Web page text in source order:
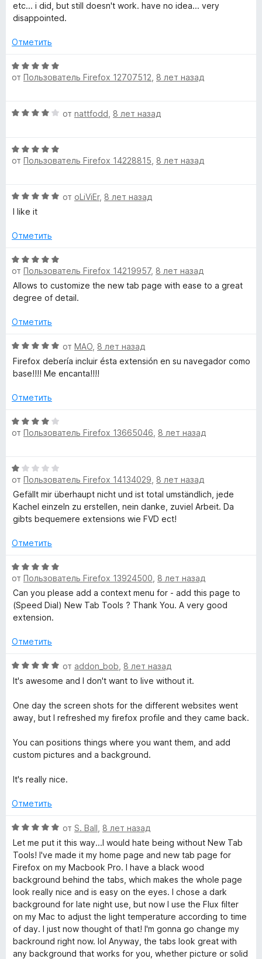
etc... i did, but still doesn't work. have no idea... very
disappointed.
Отметить
О
ц
е
н
а
з
5
от Пользователь Firefox 12707512 8 лет назад
О
н
е
н
а
и
5
от nattfodd 8 лет назад
О
ц
е
н
н
5
и
з
5
от Пользователь Firefox 14228815 8 лет назад
О
ц
н
н
о
н
а
и
5
от oLiViEr, 8 лет назад
I like it
Отметить
О
ц
е
н
н
н
а
5
з
от Пользователь Firefox 14219957, 8 лет назад
Allows to customize the new tab page with ease to a great
degree of detail.
Отметить
О
ц
е
е
о
н
и
з
5
от MAO 8 лет назад
Firefox debería incluir ésta extensión en su navegador como
base!!!! Me encanta!!!!
Отметить
О
ц
е
н
о
н
а
и
5
от Пользователь Firefox 13665046 8 лет назад
О
ц
е
н
е
о
а
1
и
з
5
от Пользователь Firefox 14134029 8 лет назад
Gefällt mir überhaupt nicht und ist total umständlich, jede
Kachel einzeln zu erstellen, nein danke, zuviel Arbeit. Da
gibts bequemere extensions wie FVD ect!
Отметить
О
ц
е
н
е
о
а
5
з
5
от Пользователь Firefox 13924500 8 лет назад
Can you please add a context menu for - add this page to
(Speed Dial) New Tab Tools ? Thank You. A very good
extension.
Отметить
О
ц
н
е
о
н
5
з
от addon_bob 8 лет назад
It's awesome and I don't want to live without it.
One day the screen shots for the different websites went
away, but I refreshed my firefox profile and they came back.
You can positions things where you want them, and add
custom pictures and a background.
It's really nice.
Отметить
О
ц
е
н
е
н
о
н
а
5
и
от S. Ball 8 лет назад
Let me put it this way...I would hate being without New Tab
Tools! I've made it my home page and new tab page for
Firefox on my Macbook Pro. I have a black wood
background behind the tabs, which makes the whole page
look really nice and is easy on the eyes. I chose a dark
background for late night use, but now I use the Flux filter
on my Mac to adjust the light temperature according to time
of day. I just now thought of that! I'm gonna go change my
backround right now. lol Anyway, the tabs look great with
any background that works for you, whether picture or solid